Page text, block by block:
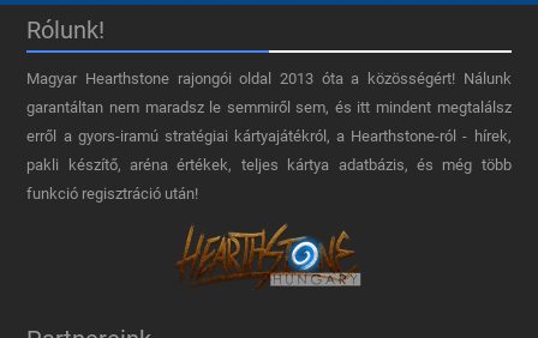
Rólunk!
Magyar Hearthstone​ rajongói oldal 2013 óta a közösségért! Nálunk
garantáltan nem maradsz le semmiről sem, és itt mindent megtalálsz
erről a gyors-iramú stratégiai kártyajátékról, a Hearthstone-ról - hírek,
pakli készítő, aréna értékek, teljes kártya adatbázis, és még több
funkció regisztráció után!